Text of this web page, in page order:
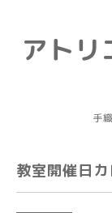
アト
手
教室開催日